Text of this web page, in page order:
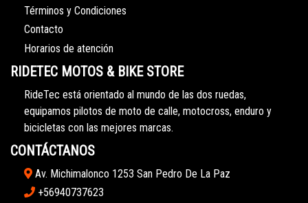
Términos y Condiciones
Contacto
Horarios de atención
RIDETEC MOTOS & BIKE STORE
RideTec está orientado al mundo de las dos ruedas,
equipamos pilotos de moto de calle, motocross, enduro y
bicicletas con las mejores marcas.
CONTÁCTANOS
Av. Michimalonco 1253 San Pedro De La Paz
+56940737623